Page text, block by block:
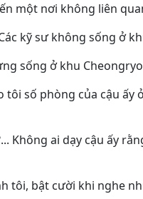
một nơi không liên
kỹ sư không sống ở
sống ở khu
tôi số phòng của cậu
Không ai dạy cậu ấy
tôi, bật cười khi nghe